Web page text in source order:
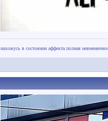
нахожусь в состоянии аффекта.полная